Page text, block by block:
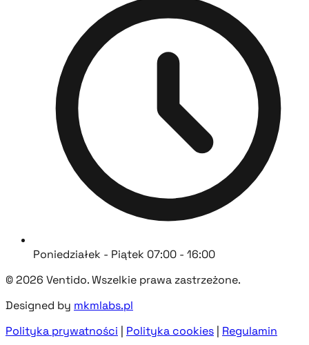
Poniedziałek - Piątek 07:00 - 16:00
© 2026 Ventido. Wszelkie prawa zastrzeżone.
Designed by mkmlabs.pl
Polityka prywatności | Polityka cookies | Regulamin